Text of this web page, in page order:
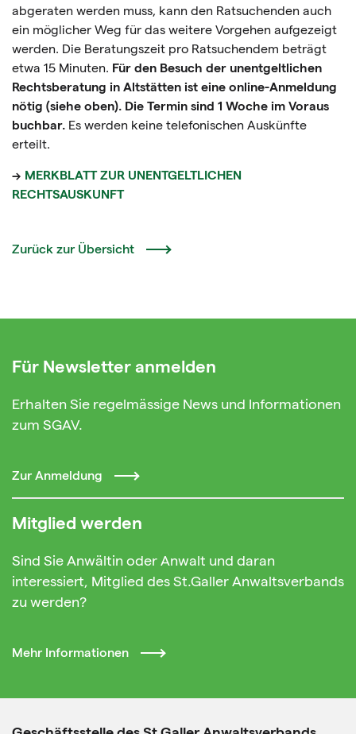
abgeraten werden muss, kann den Ratsuchenden auch
ein möglicher Weg für das weitere Vorgehen aufgezeigt
werden. Die Beratungszeit pro Ratsuchendem beträgt
etwa 15 Minuten. Für den Besuch der unentgeltlichen
Rechtsberatung in Altstätten ist eine online-Anmeldung
nötig (siehe oben). Die Termin sind 1 Woche im Voraus
buchbar. Es werden keine telefonischen Auskünfte
erteilt.
-> MERKBLATT ZUR UNENTGELTLICHEN
RECHTSAUSKUNFT
Zurück zur Übersicht
Für Newsletter anmelden
Erhalten Sie regelmässige News und Informationen
zum SGAV.
Zur Anmeldung
Mitglied werden
Sind Sie Anwältin oder Anwalt und daran
interessiert, Mitglied des St.Galler Anwaltsverbands
zu werden?
Mehr Informationen